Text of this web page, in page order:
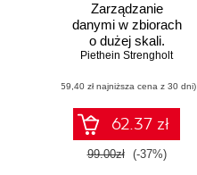
Zarządzanie
danymi w zbiorach
o dużej skali.
Nowoczesna
siatką danych i
technologią Data
Fabric. Wydanie II
Piethein Strengholt
(59,40 zł najniższa cena z 30 dni)
62.37 zł
99.00zł (-37%)